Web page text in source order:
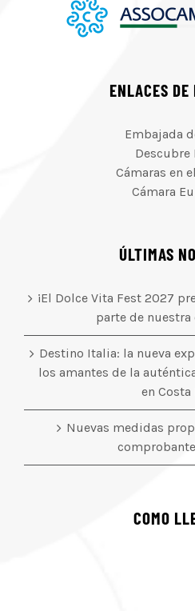
ENLACES DE
Embajada
Descubre
Cámaras en
Cámara
ÚLTIMAS
¡El Dolce Vita Fest 2027
parte de
Destino Italia: la nueva
los amantes de la
en Costa
Nuevas medidas
COMO